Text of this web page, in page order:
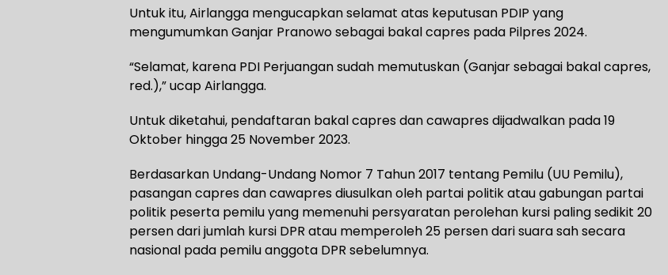
Untuk itu, Airlangga mengucapkan selamat atas keputusan PDIP yang
mengumumkan Ganjar Pranowo sebagai bakal capres pada Pilpres 2024.
“Selamat, karena PDI Perjuangan sudah memutuskan (Ganjar sebagai bakal capres,
red.),” ucap Airlangga.
Untuk diketahui, pendaftaran bakal capres dan cawapres dijadwalkan pada 19
Oktober hingga 25 November 2023.
Berdasarkan Undang-Undang Nomor 7 Tahun 2017 tentang Pemilu (UU Pemilu),
pasangan capres dan cawapres diusulkan oleh partai politik atau gabungan partai
politik peserta pemilu yang memenuhi persyaratan perolehan kursi paling sedikit 20
persen dari jumlah kursi DPR atau memperoleh 25 persen dari suara sah secara
nasional pada pemilu anggota DPR sebelumnya.